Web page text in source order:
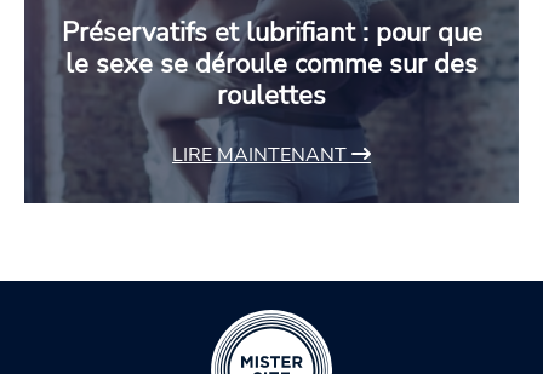
Préservatifs et lubrifiant : pour que
le sexe se déroule comme sur des
roulettes
LIRE MAINTENANT